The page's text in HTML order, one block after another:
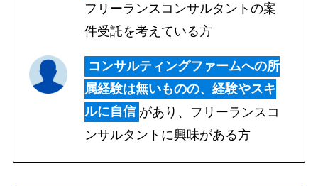
フリーランスコンサルタントの案
件受託を考えている方
コンサルティングファームへの所
属経験は無いものの、経験やスキ
ルに自信 があり、
フリーランスコ
ンサルタントに興味がある方